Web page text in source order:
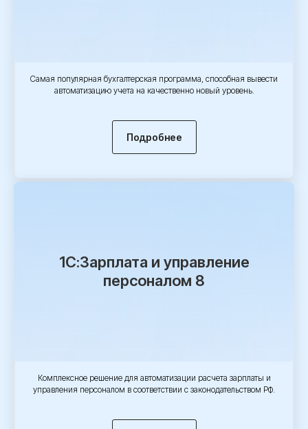
Самая популярная бухгалтерская программа, способная вывести
автоматизацию учета на качественно новый уровень.
Подробнее
1С:Зарплата и управление
персоналом 8
Комплексное решение для автоматизации расчета зарплаты и
управления персоналом в соответствии с законодательством РФ.